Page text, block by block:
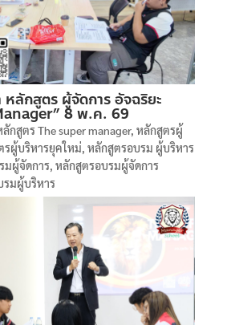
ลักสูตร ผู้จัดการ อัจฉริยะ
8 พ.ค. 69
กสูตร The super manager, หลักสูตรผู้
รผู้บริหารยุคใหม่, หลักสูตรอบรม ผู้บริหาร
มผู้จัดการ, หลักสูตรอบรมผู้จัดการ
มผู้บริหาร